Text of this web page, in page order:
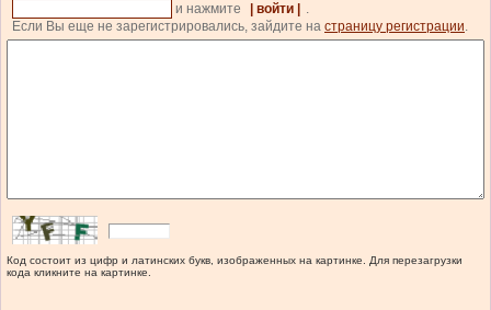
и нажмите
| войти |
.
Если Вы еще не зарегистрировались, зайдите на страницу регистрации.
Код состоит из цифр и латинских букв, изображенных на картинке. Для перезагрузки
кода кликните на картинке.